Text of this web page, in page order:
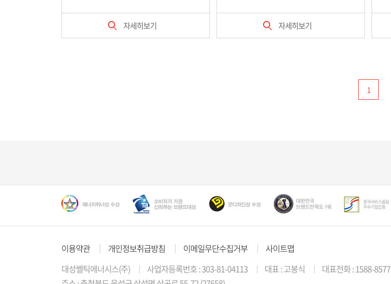
자세히보기 자세히보기
1
이용약관 개인정보취급방침 이메일무단수집거부
사이트맵
대성쎌틱에너시스(주)
사업자등록번호 : 303-81-04113 대표 : 고봉식 대표전화 : 1588-8577